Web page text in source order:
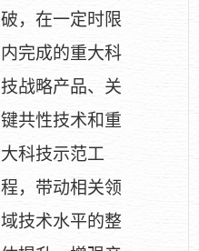
破，在一定时限
内完成的重大科
技战略产品、关
键共性技术和重
大科技示范工
程，带动相关领
域技术水平的整